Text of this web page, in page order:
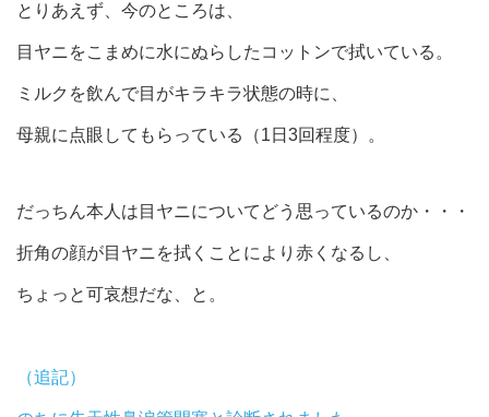
とりあえず、今のところは、
目ヤニをこまめに水にぬらしたコットンで拭いている。
ミルクを飲んで目がキラキラ状態の時に、
母親に点眼してもらっている（1日3回程度）。
だっちん本人は目ヤニについてどう思っているのか・・・
折角の顔が目ヤニを拭くことにより赤くなるし、
ちょっと可哀想だな、と。
（追記）